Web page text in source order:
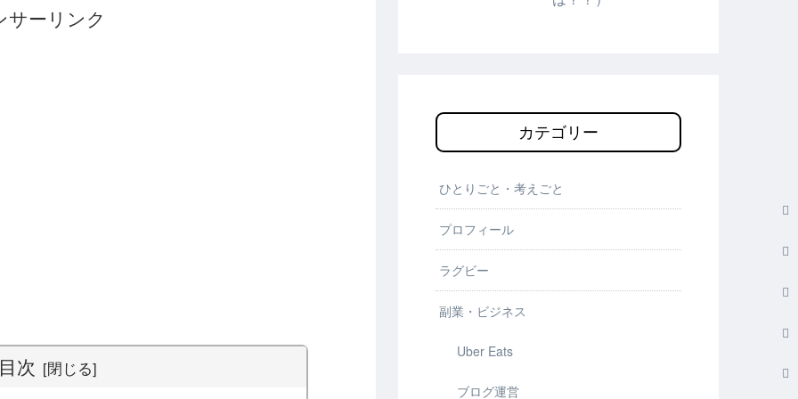
サーリンク
次
カテゴリー
ひとりごと・考えごと
プロフィール
ラグビー
副業・ビジネス
Uber Eats
ブログ運営